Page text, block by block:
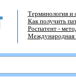
Терминология и
Как получить
Роспатент -
Международная